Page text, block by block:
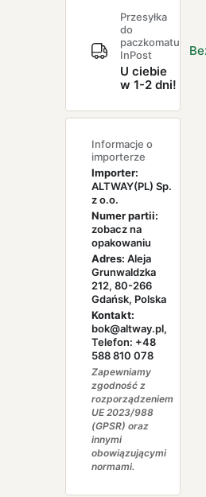
Przesyłka
do
paczkomatu
InPost
U ciebie
w 1-2 dni!
Informacje o
importerze
Importer:
ALTWAY(PL) Sp.
z o.o.
Numer partii:
zobacz na
opakowaniu
Adres: Aleja
Grunwaldzka
212, 80-266
Gdańsk, Polska
Kontakt:
bok@altway.pl,
Telefon: +48
588 810 078
Zapewniamy
zgodność z
rozporządzeniem
UE 2023/988
(GPSR) oraz
innymi
obowiązującymi
normami.